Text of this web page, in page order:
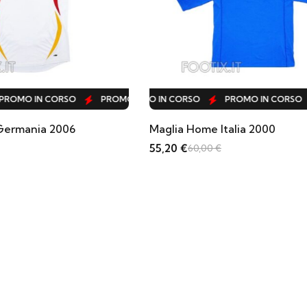
CORSO PROMO IN CORSO
IN CORSO PROMO IN CORSO PROMO IN CORSO
PROMO IN CORSO PROMO IN CORSO PROMO IN CORSO
PROMO IN CORSO PROMO IN CORSO PROMO IN CORSO
Home Italia 2000
PROMO IN CORSO PROMO IN CORSO PROMO IN
Maglia Away
55,20